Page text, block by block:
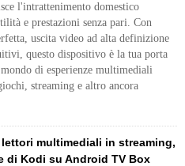
l'intrattenimento domestico
e prestazioni senza pari. Con
uscita video ad alta definizione
questo dispositivo è la tua porta
mondo di esperienze multimediali
streaming e altro ancora
multimediali in streaming,
di Kodi su Android TV Box